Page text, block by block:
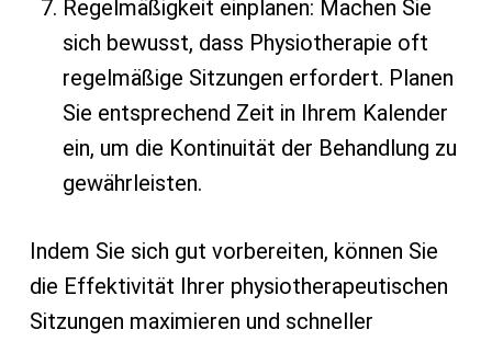
Regelmäßigkeit einplanen: Machen Sie
sich bewusst, dass Physiotherapie oft
regelmäßige Sitzungen erfordert. Planen
Sie entsprechend Zeit in Ihrem Kalender
ein, um die Kontinuität der Behandlung zu
gewährleisten.
Indem Sie sich gut vorbereiten, können Sie
die Effektivität Ihrer physiotherapeutischen
Sitzungen maximieren und schneller